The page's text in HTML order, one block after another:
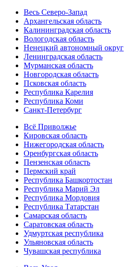
Весь Северо-Запад
Архангельская область
Калининградская область
Вологодская область
Ненецкий автономный округ
Ленинградская область
Мурманская область
Новгородская область
Псковская область
Республика Карелия
Республика Коми
Санкт-Петербург
Всё Приволжье
Кировская область
Нижегородская область
Оренбургская область
Пензенская область
Пермский край
Республика Башкортостан
Республика Марий Эл
Республика Мордовия
Республика Татарстан
Самарская область
Саратовская область
Удмуртская республика
Ульяновская область
Чувашская республика